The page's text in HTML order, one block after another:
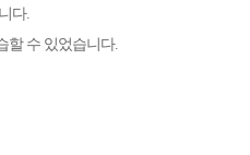
다.
할 수 있었습니다.